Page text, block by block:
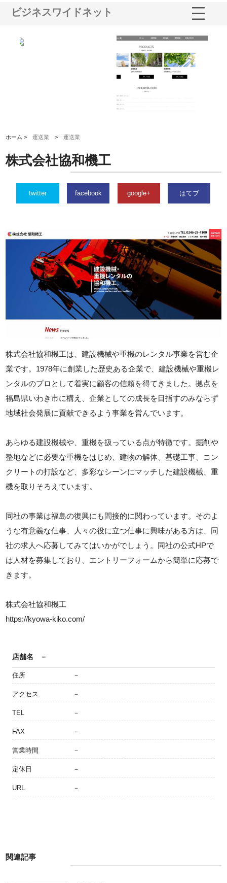
ビジネスワイドネット
イトが提供する充実した情報内
ホーム >運送業 >運送業
株式会社協和機工
twitter facebook google+ はてブ
株式会社協和機工は、建設機械や重機のレンタル事業を営む企
業です。1978年に創業した歴史ある企業で、建設機械や重機レ
ンタルのプロとして着実に顧客の信頼を得てきました。拠点を
福島県いわき市に構え、企業としての成長を目指すのみならず
地域社会発展に貢献できるよう事業を営んでいます。
あらゆる建設機械や、重機を扱っている点が特徴です。掘削や
整地などに必要な重機をはじめ、建物の解体、基礎工事、コン
クリートの打設など、多彩なシーンにマッチした建設機械、重
機を取りそろえています。
同社の事業は福島の復興にも間接的に関わっています。そのよ
うな有意義な仕事、人々の役に立つ仕事に興味がある方は、同
社の求人へ応募してみてはいかがでしょう。同社の公式HPで
は人材を募集しており、エントリーフォームから簡単に応募で
きます。
株式会社協和機工
https://kyowa-kiko.com/
店舗名 －
住所 －
アクセス －
TEL －
FAX －
営業時間 －
定休日 －
URL －
関連記事